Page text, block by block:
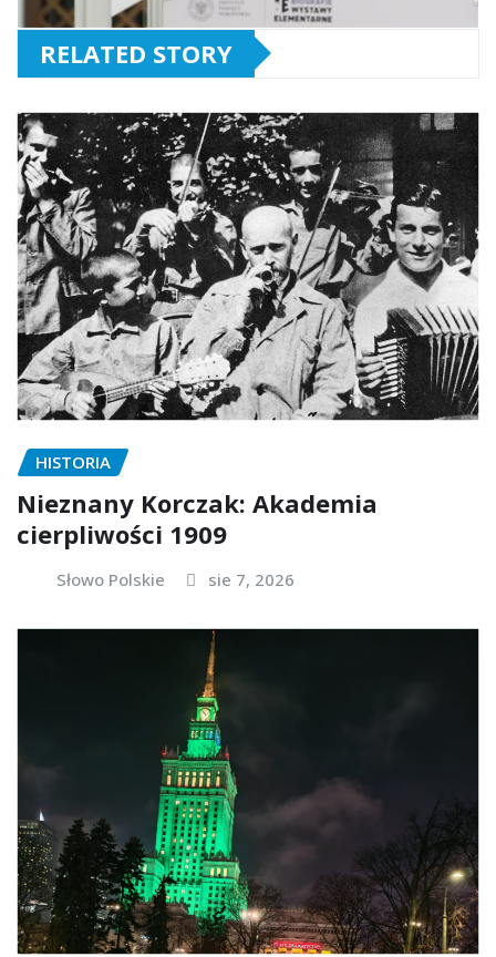
RELATED STORY
HISTORIA
Nieznany Korczak: Akademia
cierpliwości 1909
Słowo Polskie sie 7, 2026